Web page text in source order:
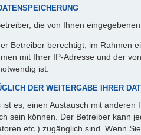
die von Ihnen
Betreiber berechtigt, im Rahmen
mit Ihrer IP-Adresse und der
ist.
DER WEITERGABE IHRER
es, einen Austausch mit
sein können. Der Betreiber kann
etc.) zugänglich sind. Wenn